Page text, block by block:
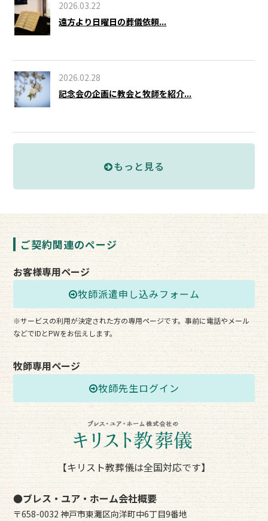
2026.03.22
遠方より日曜日の葬儀依頼...
2026.02.28
記念会の企画に教会と牧師を紹介...
もっと見る
ご契約関連のページ
お客様専用ページ
牧師派遣申し込みフォーム
※サービスの利用が決定された方の専用ページです。事前に電話やメール
などでIDとPWをお伝えします。
牧師専用ページ
牧師先生ログイン
【キリスト教葬儀は全国対応です】
●ブレス・ユア・ホーム会社概要
〒658-0032 神戸市東灘区向洋町中6丁目9番地